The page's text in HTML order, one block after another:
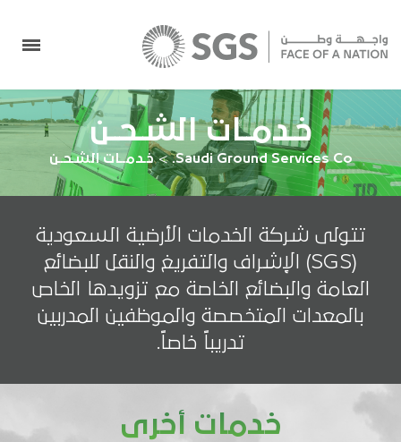
خـدمــات الشـحــن
Saudi Ground Services Co.
>خـدمــات الشـحــن
تتولى شركة الخدمات الأرضية السعودية
(SGS) الإشراف والتفريغ والنقل للبضائع
العامة والبضائع الخاصة مع تزويدها الخاص
بالمعدات المتخصصة والموظفين المدربين
تدريباً خاصاً.
خدمات أخرى